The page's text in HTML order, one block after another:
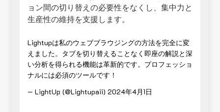
ョン間の切り替えの必要性をなくし、集中力と
生産性の維持を支援します。
Lightupは私のウェブブラウジングの方法を完全に変
えました。タブを切り替えることなく即座の解説と深
い分析を得られる機能は革新的です。プロフェッショ
ナルには必須のツールです！
— LightUp (@Lightupaii) 2024年4月1日